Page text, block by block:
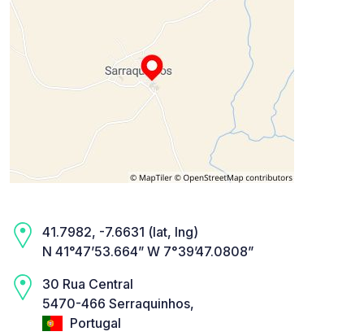
41.7982, -7.6631 (lat, lng)
N 41°47’53.664” W 7°39’47.0808”
30 Rua Central
5470-466 Serraquinhos,
Portugal